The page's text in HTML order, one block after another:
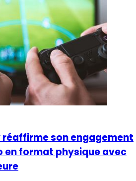
réaffirme son engagement
en format physique avec